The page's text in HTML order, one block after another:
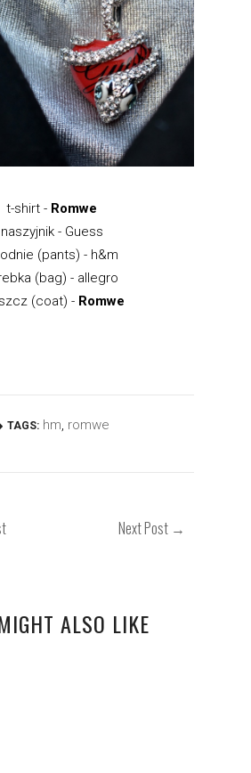
t-shirt - Romwe
naszyjnik - Guess
(pants) - h&m
(bag) - allegro
(coat) - Romwe
TAGS: hm, romwe
Next Post →
ALSO LIKE